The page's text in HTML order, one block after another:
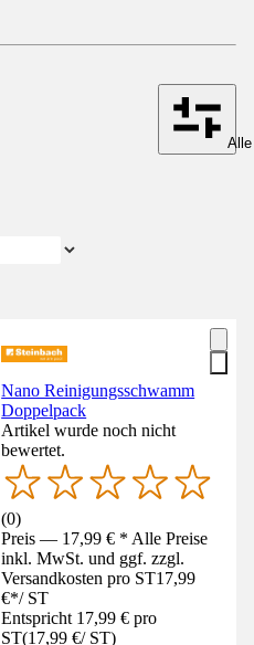
Nano Reinigungsschwamm
Doppelpack
Artikel wurde noch nicht
bewertet.
(0)
Preis — 17,99 € * Alle Preise
inkl. MwSt. und ggf. zzgl.
Versandkosten pro ST17,99
€*/ ST
Entspricht 17,99 € pro
ST(17,99 €/ ST)